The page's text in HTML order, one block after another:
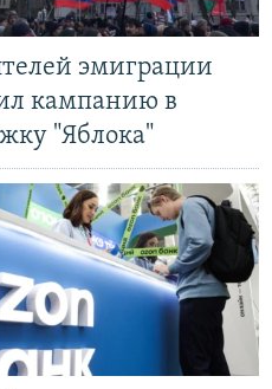
эмиграции
кампанию в
"Яблока"